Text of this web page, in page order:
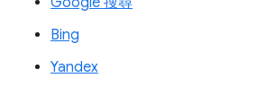
Bing
Yandex